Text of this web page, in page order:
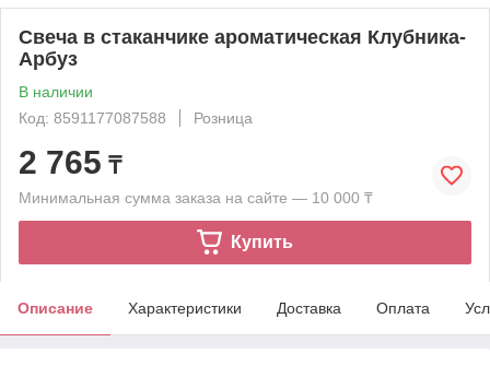
Свеча в стаканчике ароматическая Клубника-
Арбуз
В наличии
Код: 8591177087588
Розница
2 765 ₸
Минимальная сумма заказа на сайте — 10 000 ₸
Купить
Описание Характеристики Доставка Оплата